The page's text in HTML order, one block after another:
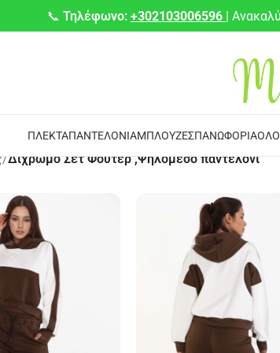
📞 Τηλέφωνο: +302103006596 |
ΠΛΕΚΤΆΠΑΝΤΕΛΌΝΙΑΜΠΛΟΎΖΕΣΠΑΝΩΦΌΡΙΑ
/Δίχρωμο Σετ Φούτερ ,Ψηλόμεσο παντελόνι